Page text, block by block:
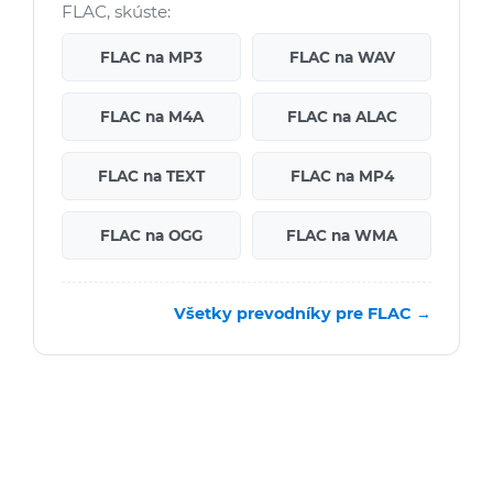
FLAC, skúste:
FLAC na MP3 FLAC na WAV
FLAC na M4A FLAC na ALAC
FLAC na TEXT FLAC na MP4
FLAC na OGG FLAC na WMA
Všetky prevodníky pre FLAC →